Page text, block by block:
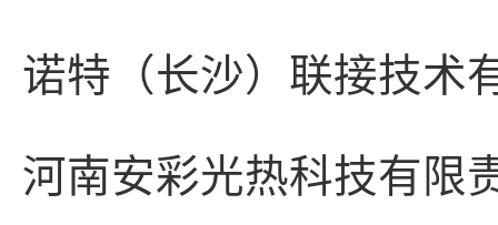
诺特（长沙）联接技术
河南安彩光热科技有限